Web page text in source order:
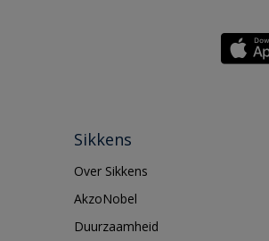
Sikkens
Over Sikkens
AkzoNobel
Duurzaamheid